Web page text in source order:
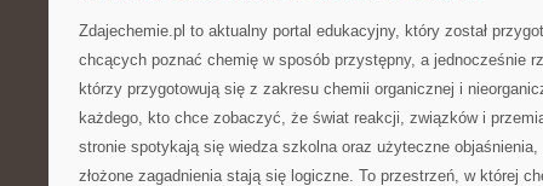
Zdajechemie.pl to aktualny portal edukacyjny, który został
chcących poznać chemię w sposób przystępny, a jednocześnie
którzy przygotowują się z zakresu chemii organicznej i
każdego, kto chce zobaczyć, że świat reakcji, związków i
stronie spotykają się wiedza szkolna oraz użyteczne
złożone zagadnienia stają się logiczne. To przestrzeń, w której